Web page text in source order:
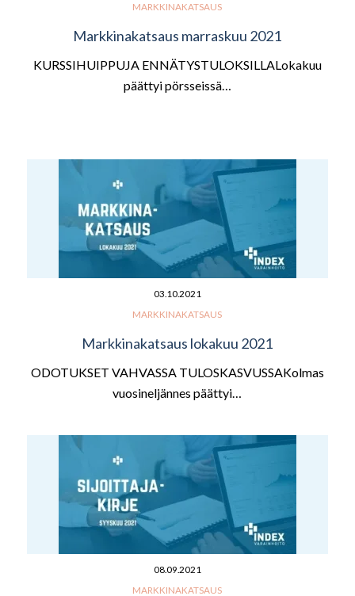
MARKKINAKATSAUS
Markkinakatsaus marraskuu 2021
KURSSIHUIPPUJA ENNÄTYSTULOKSILLALokakuu
päättyi pörsseissä…
03.10.2021
MARKKINAKATSAUS
Markkinakatsaus lokakuu 2021
ODOTUKSET VAHVASSA TULOSKASVUSSAKolmas
vuosineljännes päättyi…
08.09.2021
MARKKINAKATSAUS